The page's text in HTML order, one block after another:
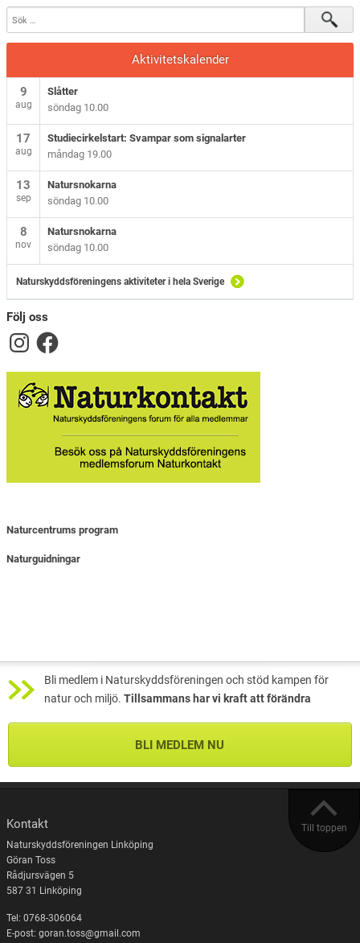
Aktivitetskalender
9
aug
Slåtter
söndag 10.00
17
aug
Studiecirkelstart: Svampar som signalarter
måndag 19.00
13
sep
Natursnokarna
söndag 10.00
8
nov
Natursnokarna
söndag 10.00
Naturskyddsföreningens aktiviteter i hela Sverige
Följ oss
Naturcentrums program
Naturguidningar
Bli medlem i Naturskyddsföreningen och stöd kampen för
natur och miljö. Tillsammans har vi kraft att förändra
BLI MEDLEM NU
Till toppen
Kontakt
Naturskyddsföreningen Linköping
Göran Toss
Rådjursvägen 5
587 31 Linköping
Tel: 0768-306064
E-post: goran.toss@gmail.com